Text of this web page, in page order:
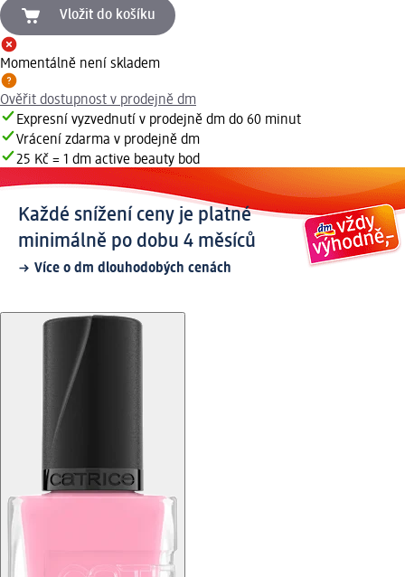
Vložit do košíku
Momentálně není skladem
Ověřit dostupnost v prodejně dm
Expresní vyzvednutí v prodejně dm do 60 minut
Vrácení zdarma v prodejně dm
25 Kč = 1 dm active beauty bod
Každé snížení ceny je platné
minimálně po dobu 4 měsíců
Více o dm dlouhodobých cenách